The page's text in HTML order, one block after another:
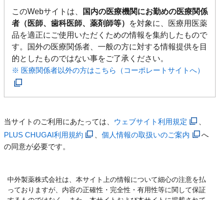
このWebサイトは、
国内の医療機関にお勤めの医療関係
者（医師、歯科医師、薬剤師等）
を対象に、医療用医薬
品を適正にご使用いただくための情報を集約したもので
す。国外の医療関係者、一般の方に対する情報提供を目
的としたものではない事をご了承ください。
※ 医療関係者以外の方はこちら（コーポレートサイトへ）
当サイトのご利用にあたっては、 ウェブサイト利用規定
PLUS CHUGAI利用規約
、個人情報の取扱いのご案内
へ
の同意が必要です。
中外製薬株式会社は、本サイト上の情報について細心の注意を払
っておりますが、内容の正確性・完全性・有用性等に関して保証